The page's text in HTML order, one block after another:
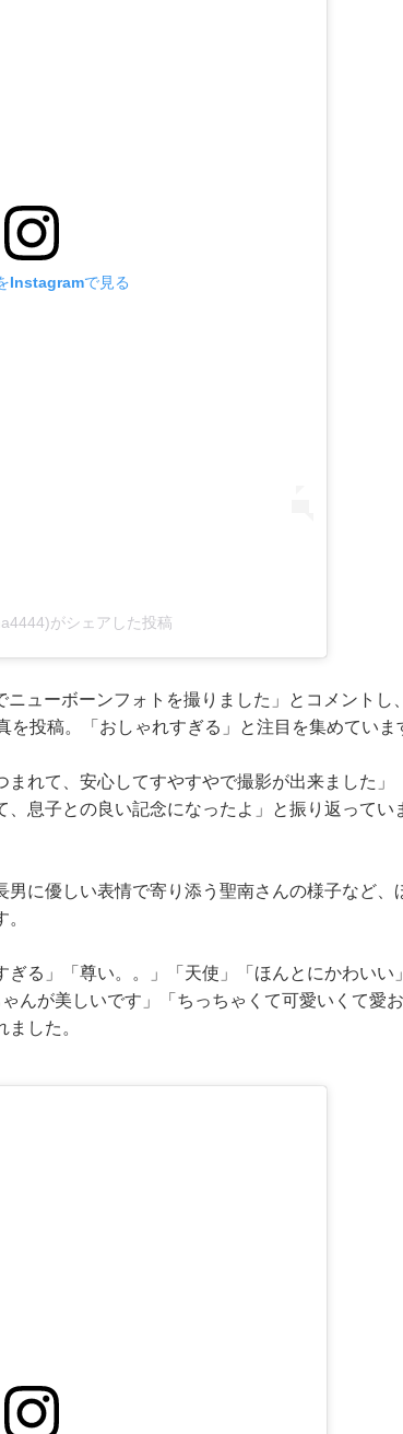
Instagramで見る
がシェアした投稿
ューボーンフォトを撮りました」とコメントし
投稿。「おしゃれすぎる」と注目を集めていま
れて、安心してすやすやで撮影が出来ました」
息子との良い記念になったよ」と振り返ってい
に優しい表情で寄り添う聖南さんの様子など、
る」「尊い。。」「天使」「ほんとにかわいい」
んが美しいです」「ちっちゃくて可愛いくて愛
した。